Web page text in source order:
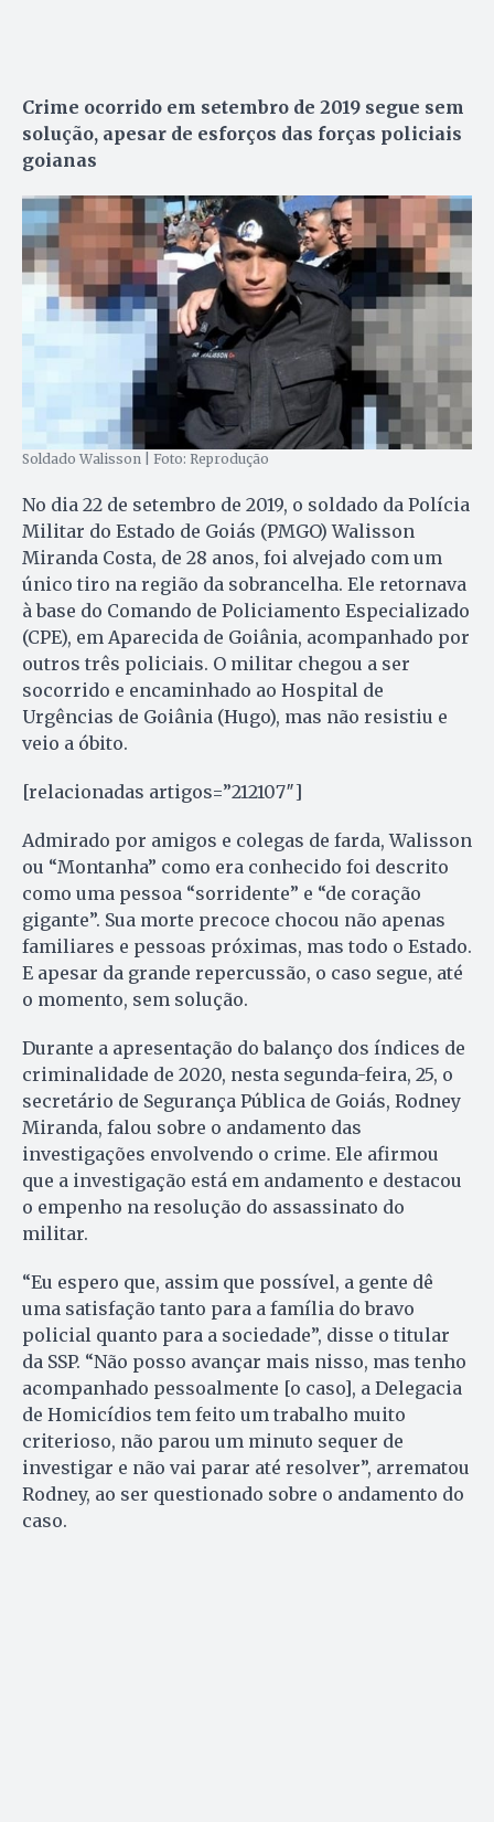
Crime ocorrido em setembro de 2019 segue sem
solução, apesar de esforços das forças policiais
goianas
Soldado Walisson | Foto: Reprodução
No dia 22 de setembro de 2019, o soldado da Polícia
Militar do Estado de Goiás (PMGO) Walisson
Miranda Costa, de 28 anos, foi alvejado com um
único tiro na região da sobrancelha. Ele retornava
à base do Comando de Policiamento Especializado
(CPE), em Aparecida de Goiânia, acompanhado por
outros três policiais. O militar chegou a ser
socorrido e encaminhado ao Hospital de
Urgências de Goiânia (Hugo), mas não resistiu e
veio a óbito.
[relacionadas artigos=”212107″]
Admirado por amigos e colegas de farda, Walisson
ou “Montanha” como era conhecido foi descrito
como uma pessoa “sorridente” e “de coração
gigante”. Sua morte precoce chocou não apenas
familiares e pessoas próximas, mas todo o Estado.
E apesar da grande repercussão, o caso segue, até
o momento, sem solução.
Durante a apresentação do balanço dos índices de
criminalidade de 2020, nesta segunda-feira, 25, o
secretário de Segurança Pública de Goiás, Rodney
Miranda, falou sobre o andamento das
investigações envolvendo o crime. Ele afirmou
que a investigação está em andamento e destacou
o empenho na resolução do assassinato do
militar.
“Eu espero que, assim que possível, a gente dê
uma satisfação tanto para a família do bravo
policial quanto para a sociedade”, disse o titular
da SSP. “Não posso avançar mais nisso, mas tenho
acompanhado pessoalmente [o caso], a Delegacia
de Homicídios tem feito um trabalho muito
criterioso, não parou um minuto sequer de
investigar e não vai parar até resolver”, arrematou
Rodney, ao ser questionado sobre o andamento do
caso.